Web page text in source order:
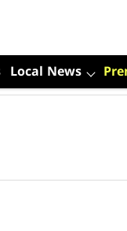
Local News